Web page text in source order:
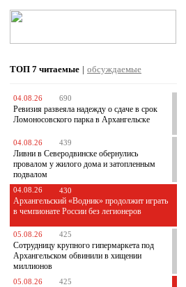
ТОП 7 читаемые | обсуждаемые
04.08.26 690
Ревизия развеяла надежду о сдаче в срок
Ломоносовского парка в Архангельске
04.08.26 439
Ливни в Северодвинске обернулись
провалом у жилого дома и затопленным
подвалом
04.08.26 430
Архангельский «Водник» продолжит играть
в чемпионате России без легионеров
05.08.26 425
Сотрудницу крупного гипермаркета под
Архангельском обвинили в хищении
миллионов
05.08.26 425